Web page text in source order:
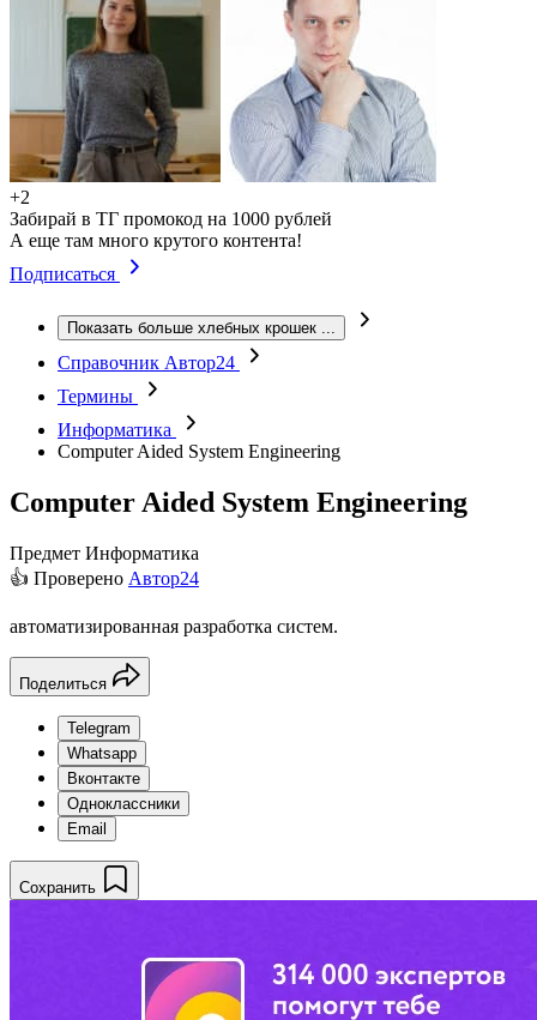
+2
Забирай в ТГ промокод на 1000 рублей
А еще там много крутого контента!
Подписаться
Показать больше хлебных крошек ...
Справочник Автор24
Термины
Информатика
Computer Aided System Engineering
Computer Aided System Engineering
Предмет Информатика
👍 Проверено Автор24
автоматизированная разработка систем.
Поделиться
Telegram
Whatsapp
Вконтакте
Одноклассники
Email
Сохранить